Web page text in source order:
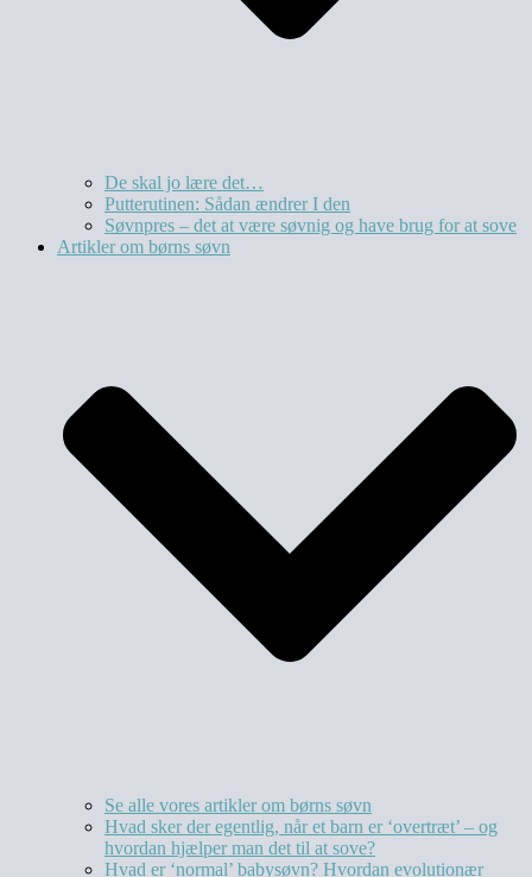
De skal jo lære det…
Putterutinen: Sådan ændrer I den
Søvnpres – det at være søvnig og have brug for at sove
Artikler om børns søvn
Se alle vores artikler om børns søvn
Hvad sker der egentlig, når et barn er ‘overtræt’ – og
hvordan hjælper man det til at sove?
Hvad er ‘normal’ babysøvn? Hvordan evolutionær